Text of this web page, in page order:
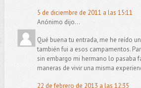
5 de diciembre de 2011 a las 15:11
Anónimo dijo...
Qué buena tu entrada, me he reído
también fui a esos campamentos.
sin embargo mi hermano lo pasaba
maneras de vivir una misma
22 de febrero de 2013 a las 12:35